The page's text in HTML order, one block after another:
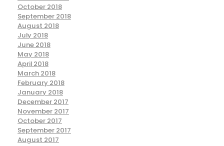
October 2018
September 2018
August 2018
July 2018
June 2018
May 2018
April 2018
March 2018
February 2018
January 2018
December 2017
November 2017
October 2017
September 2017
August 2017